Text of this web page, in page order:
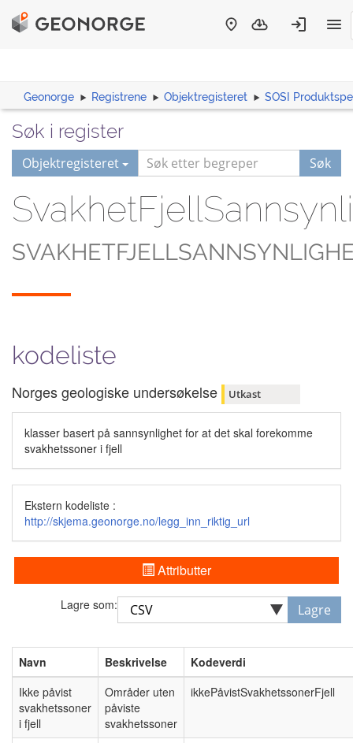
Geonorge Registrene Objektregisteret SOSI
Søk i register
Objektregisteret Søk
kodeliste
Norges geologiske undersøkelse Utkast
klasser basert på sannsynlighet for at det skal forekomme
svakhetssoner i fjell
Ekstern kodeliste :
http://skjema.geonorge.no/legg_inn_riktig_url
Attributter
Lagre som: Lagre
Navn Beskrivelse
Kodeverdi
Ikke påvist
svakhetssoner
i fjell
Områder uten
påviste
svakhetssoner
ikkePåvistSvakhetssonerFjell